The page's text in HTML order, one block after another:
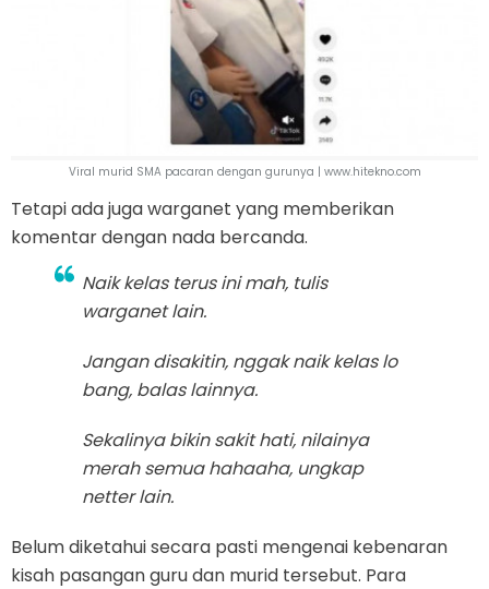
Viral murid SMA pacaran dengan gurunya | www.hitekno.com
Tetapi ada juga warganet yang memberikan
komentar dengan nada bercanda.
Naik kelas terus ini mah, tulis
warganet lain.
Jangan disakitin, nggak naik kelas lo
bang, balas lainnya.
Sekalinya bikin sakit hati, nilainya
merah semua hahaaha, ungkap
netter lain.
Belum diketahui secara pasti mengenai kebenaran
kisah pasangan guru dan murid tersebut. Para